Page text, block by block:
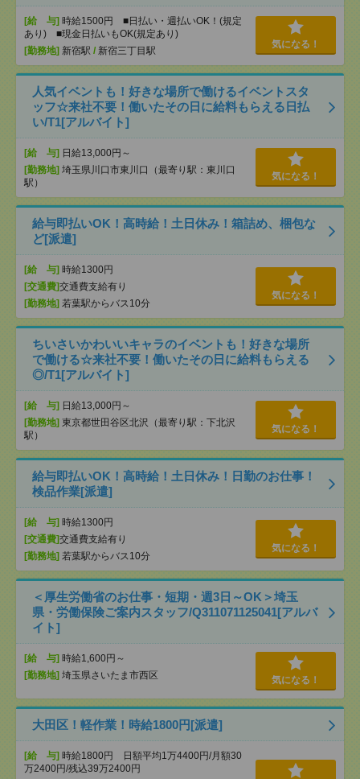
[給 与] 時給1500円 ■日払い・週払いOK！(規定
あり) ■現金日払いもOK(規定あり)
[勤務地] 新宿駅 / 新宿三丁目駅
気になる！
人気イベントも！好きな場所で働けるイベントスタ
ッフ☆来社不要！働いたその日に給料もらえる日払
い/T1[アルバイト]
[給 与] 日給13,000円～
[勤務地] 埼玉県川口市東川口（最寄り駅：東川口
駅）
気になる！
給与即払いOK！高時給！土日休み！箱詰め、梱包な
ど[派遣]
[給 与] 時給1300円
[交通費]交通費支給有り
[勤務地] 若葉駅からバス10分
気になる！
ちいさいかわいいキャラのイベントも！好きな場所
で働ける☆来社不要！働いたその日に給料もらえる
◎/T1[アルバイト]
[給 与] 日給13,000円～
[勤務地] 東京都世田谷区北沢（最寄り駅：下北沢
駅）
気になる！
給与即払いOK！高時給！土日休み！日勤のお仕事！
検品作業[派遣]
[給 与] 時給1300円
[交通費]交通費支給有り
[勤務地] 若葉駅からバス10分
気になる！
＜厚生労働省のお仕事・短期・週3日～OK＞埼玉
県・労働保険ご案内スタッフ/Q311071125041[アルバ
イト]
[給 与] 時給1,600円～
[勤務地] 埼玉県さいたま市西区 気になる！
大田区！軽作業！時給1800円[派遣]
[給 与] 時給1800円 日額平均1万4400円/月額30
万2400円/残込39万2400円